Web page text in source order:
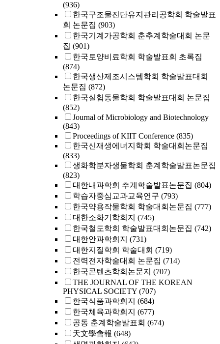
(936)
한국구조물진단유지관리공학회 학술발표
회 논문집 (903)
한국기계가공학회 춘추계학술대회 논문
집 (901)
한국토양비료학회 학술발표회 초록집
(874)
한국생산제조시스템학회 학술발표대회
논문집 (872)
한국실험동물학회 학술발표대회 논문집
(852)
Journal of Microbiology and Biotechnology
(843)
Proceedings of KIIT Conference (835)
한국신재생에너지학회 학술대회논문집
(833)
생화학분자생물학회 춘계학술발표논문집
(823)
대한내과학회 추계학술발표논문집 (804)
학습자중심교과교육연구 (793)
한국약용작물학회 학술대회논문집 (777)
대한소화기학회지 (745)
한국철도학회 학술발표대회논문집 (742)
대한안과학회지 (731)
대한지질학회 학술대회 (719)
전력전자학술대회 논문집 (714)
한국콘텐츠학회논문지 (707)
THE JOURNAL OF THE KOREAN
PHYSICAL SOCIETY (707)
한국식품과학회지 (684)
한국체육과학회지 (677)
공동 춘계학술발표회 (674)
天文學會報 (648)